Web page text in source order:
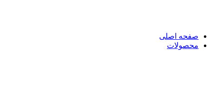
صفحه اصلی
محصولات